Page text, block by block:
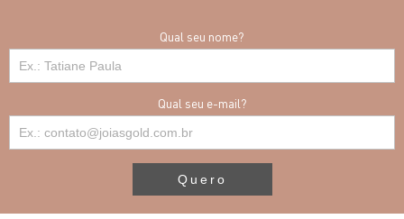
Qual seu nome?
Qual seu e-mail?
Quero